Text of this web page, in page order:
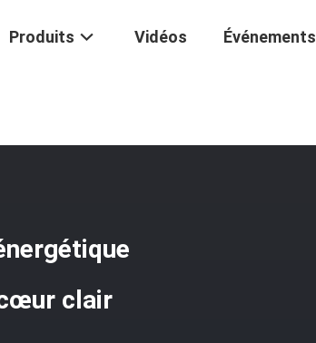
Produits Vidéos Événements
clair